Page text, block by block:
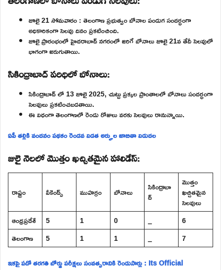
జూలై 21 సోమవారం : తెలంగాణ ప్రభుత్వం బోనాల పండుగ సందర్భంగా
అధికారికంగా సెలవు దినం ప్రకటించింది.
జూలై ప్రారంభంలో హైదరాబాద్ నగరంలో జరిగే బోనాలు జూలై 21వ తేదీ సెలవులో
భాగంగా జరుగుతాయి.
సికింద్రాబాద్ పరిధిలో బోనాలు:
సికింద్రాబాద్ లో 13 జూలై 2025, చుట్టు ప్రక్కల ప్రాంతాలలో బోనాలు సందర్భంగా
సెలవులు ప్రకటించబడతాయి.
ఈ విధంగా తెలంగాణలో రెండు రోజులు వరకు సెలవులు రానున్నాయి.
ఏపీ తల్లికి వందనం పథకం రెండవ విడత అర్హుల జాబితా విడుదల
జులై నెలలో మొత్తం ఖచ్చితమైన హాలిడేస్:
రాష్ట్రం వీకెండ్స్ ముహర్రం బోనాలు సికింద్రాబా
ద్
మొత్తం
ఖచ్చితమైన
సెలవులు
ఆంధ్రప్రదేశ్
5 1 0 _
6
తెలంగాణ
5 1 1 _
7
ఇకపై పదో తరగతి బోర్డు పరీక్షలు సంవత్సరానికి రెండుసార్లు : Its Official